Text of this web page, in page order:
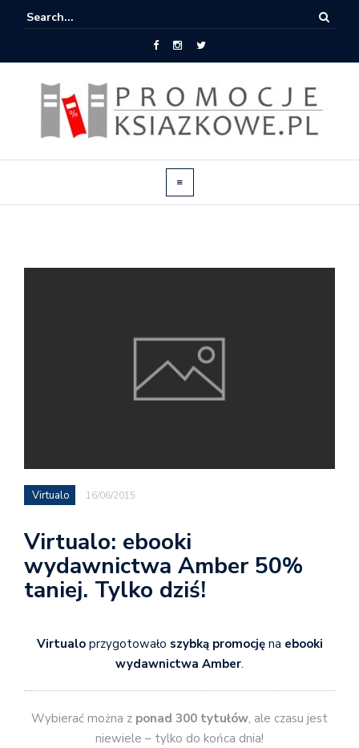
Virtualo 16/06/2015
Virtualo: ebooki
wydawnictwa Amber 50%
taniej. Tylko dziś!
Virtualoprzygotowało szybką promocjęna ebooki
wydawnictwa Amber.
Wybierać można z ponad 300 tytułów, ale czasu jest
niewiele – tylko do końca dnia!